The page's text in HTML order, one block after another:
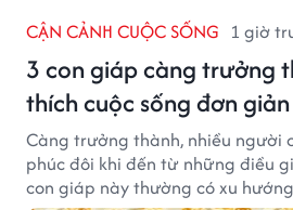
CẬN CẢNH CUỘC SỐNG 1 giờ
3 con giáp càng trưởng
thích cuộc sống đơn giản
Càng trưởng thành, nhiều người
phúc đôi khi đến từ những điều
con giáp này thường có xu